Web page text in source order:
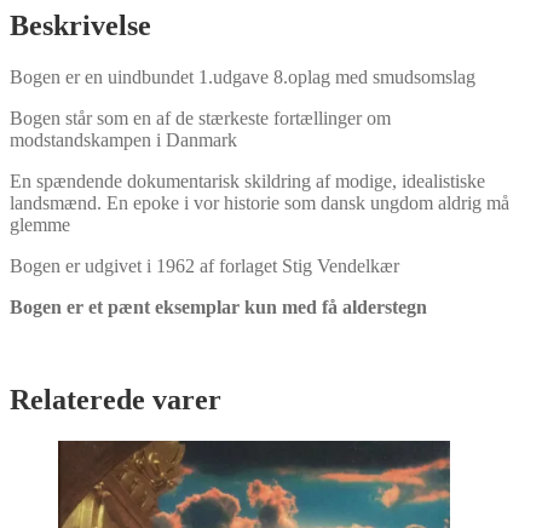
Beskrivelse
Bogen er en uindbundet 1.udgave 8.oplag med smudsomslag
Bogen står som en af de stærkeste fortællinger om
modstandskampen i Danmark
En spændende dokumentarisk skildring af modige, idealistiske
landsmænd. En epoke i vor historie som dansk ungdom aldrig må
glemme
Bogen er udgivet i 1962 af forlaget Stig Vendelkær
Bogen er et pænt eksemplar kun med få alderstegn
Relaterede varer